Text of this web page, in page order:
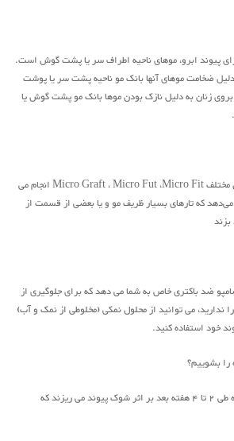
پیوند ابرو، موهای ناحیه اطراف سر یا پشت گوش است.
ضخامت موهای آنها بانک مو ناحیه پشت سر یا پوشت
زنان به دلیل نازک بودن موها بانک مو پشت گوش یا
کاشت ابرو به چندین روش مختلف Micro Graft ، Micro Fut ،Micro Fit انجام می
که تارهای بسیار ظریف مو و یا بعضی از قسمت از
ضد باکتری خاص به شما می دهد که برای جلوگیری از
ندارید، می توانید از محلول نمکی (مخلوطی از نمک و آب)
خود استفاده کنید.
بشوییم؟
بیشتر ابروهای کاشته شده طی 2 تا 4 هفته بعد بر اثر شوک پیوند می ریزند که